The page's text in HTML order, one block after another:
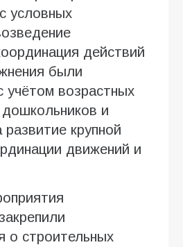
условных
действий
были
учётом возрастных
и
крупной
движений и
о строительных